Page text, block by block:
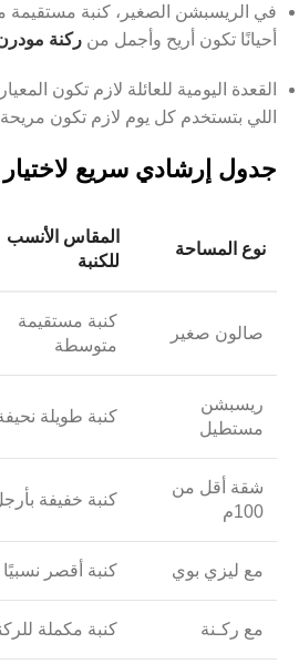
في الريسبشن الصغير، كنبة
أحيانًا تكون أريح وأجمل من ركنة
القعدة اليومية للعائلة لازم تكون
اللي بتستخدم كل يوم لازم تكون
جدول إرشادي سريع
نوع المساحة
المقاس الأنسب
للكنبة
صالون صغير
كنبة مستقيمة
متوسطة
ريسبشن
مستطيل
كنبة طويلة
شقة أقل من
100م
كنبة خفيفة
مع ليزي بوي كنبة أقصر نسبيًا
مع ركـنة كنبة مكملة